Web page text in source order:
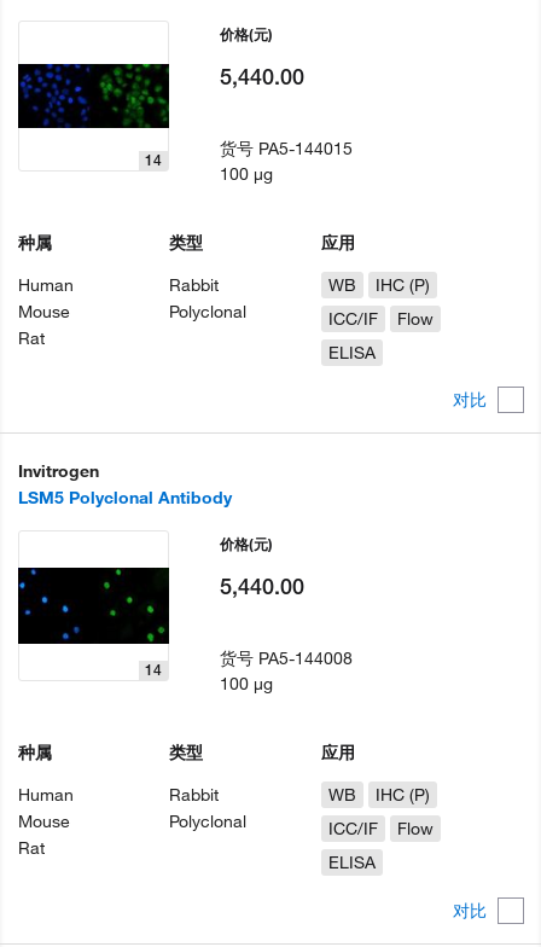
对比
14
种属
Human
Mouse
Rat
类型
Rabbit
Polyclonal
应用
WB
IHC (P)
ICC/IF
Flow
ELISA
价格(元)
5,440.00
货号 PA5-144015
100 µg
Invitrogen
LSM5 Polyclonal Antibody
对比
14
种属
Human
Mouse
Rat
类型
Rabbit
Polyclonal
应用
WB
IHC (P)
ICC/IF
Flow
ELISA
价格(元)
5,440.00
货号 PA5-144008
100 µg